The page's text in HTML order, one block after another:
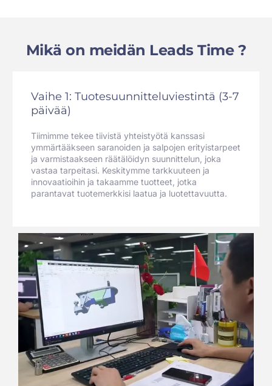
Mikä on meidän Leads Time ?
Vaihe 1: Tuotesuunnitteluviestintä (3-7
päivää)
Tiimimme tekee tiivistä yhteistyötä kanssasi
ymmärtääkseen saranoiden ja salpojen erityistarpeet
ja varmistaakseen räätälöidyn suunnittelun, joka
vastaa tarpeitasi. Keskitymme tarkkuuteen ja
innovaatioihin ja takaamme tuotteet, jotka
parantavat tuotemerkkisi laatua ja luotettavuutta.